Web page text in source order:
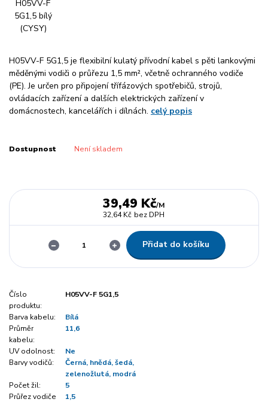
H05VV-F 5G1,5 je flexibilní kulatý přívodní kabel s pěti lankovými
měděnými vodiči o průřezu 1,5 mm², včetně ochranného vodiče
(PE). Je určen pro připojení třífázových spotřebičů, strojů,
ovládacích zařízení a dalších elektrických zařízení v
domácnostech, kancelářích i dílnách. celý popis
Dostupnost Není skladem
39,49 Kč/M
32,64 Kč bez DPH
Přidat do košíku
Číslo
produktu:
H05VV-F 5G1,5
Barva kabelu:
Bílá
Průměr
kabelu:
11,6
UV odolnost:
Ne
Barvy vodičů:
Černá, hnědá, šedá,
zelenožlutá, modrá
Počet žil:
5
Průřez vodiče
1,5